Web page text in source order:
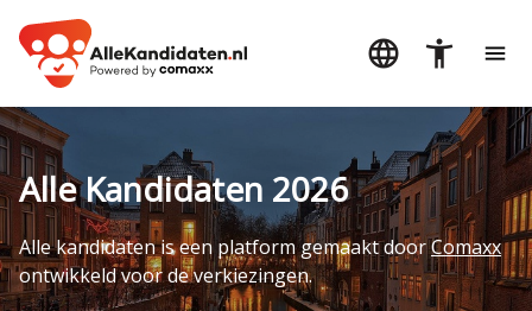
Alle Kandidaten 2026
Alle kandidaten is een platform gemaakt doorComaxx
ontwikkeld voor de verkiezingen.